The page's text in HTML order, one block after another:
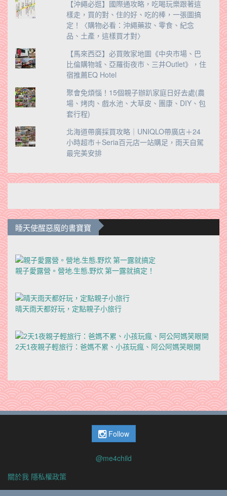
【沖繩必逛】國際通攻略，吃喝玩樂跟著這
樣走，買的對、住的好、吃的棒，一張圖搞
定！〈購物必看：沖繩藥妝、零食、紀念
品、土產，這樣買才對〉
【馬來西亞】必買敗家地圖《中央市場、巴
比倫購物城、亞羅街夜市、三井Outlet》，住
宿推薦EQ Hotel
聚會免煩惱！15個親子辦趴家庭日好去處(農
場、烤肉、戲水池、大草皮、團康、DIY、包
套行程)
北海道帶廣採買攻略｜UNIQLO帶廣店＋24
小時超市＋Seria百元店一站購足，雨天自駕
最完美安排
睡天使醒惡魔的書寶寶
親子愛露營。營地.生態.野炊 第一露就搞定！
晴天雨天都好玩，定點親子小旅行
2天1夜親子輕旅行：爸媽不累、小孩玩瘋、阿公阿媽笑眼開
Follow
@me4child
關於我 隱私權政策